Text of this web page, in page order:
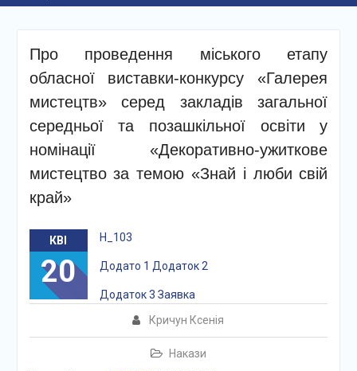
Про проведення міського етапу
обласної виставки-конкурсу «Галерея
мистецтв» серед закладів загальної
середньої та позашкільної освіти у
номінації «Декоративно-ужиткове
мистецтво за темою «Знай і люби свій
край»
КВІ
20
Кричун Ксенія
Накази
Н_103
Додато 1 Додаток 2
Додаток 3 Заявка